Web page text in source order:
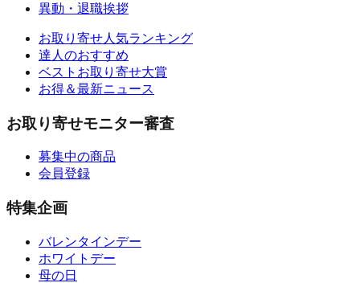
異動・退職挨拶
お取り寄せ人気ランキング
達人のおすすめ
ベストお取り寄せ大賞
お得＆最新ニュース
お取り寄せモニター審査
募集中の商品
会員登録
特集企画
バレンタインデー
ホワイトデー
母の日